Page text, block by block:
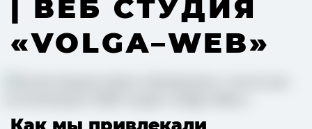
| ВЕБ СТУДИЯ
«VOLGA–WEB»
Как мы привлекали